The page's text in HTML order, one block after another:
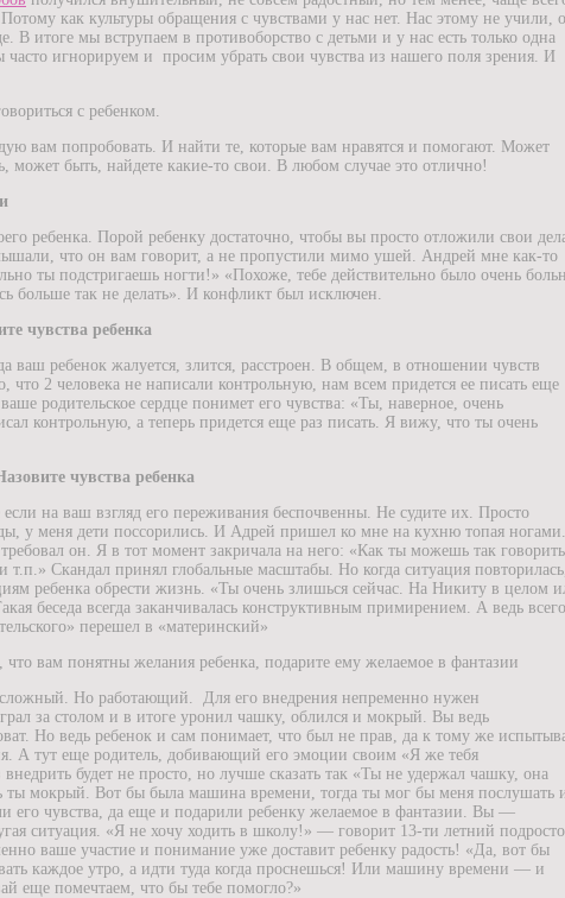
как культуры обращения с чувствами у нас нет. Нас этому не учили,
В итоге мы вструпаем в противоборство с детьми и у нас есть только одна
игнорируем и
просим убрать свои чувства из нашего поля зрения. И
с ребенком.
вам попробовать. И найти те, которые вам нравятся и помогают. Может
может быть, найдете какие-то свои. В любом случае это отлично!
ребенка. Порой ребенку достаточно, чтобы вы просто отложили свои
что он вам говорит, а не пропустили мимо ушей. Андрей мне как-то
ты подстригаешь ногти!» «Похоже, тебе действительно было очень
больше так не делать». И конфликт был исключен.
чувства ребенка
ваш ребенок жалуется, злится, расстроен. В общем, в отношении чувств
что 2 человека не написали контрольную, нам всем придется ее писать еще
родительское сердце понимет его чувства: «Ты, наверное, очень
контрольную, а теперь придется еще раз писать. Я вижу, что ты очень
чувства ребенка
на ваш взгляд его переживания беспочвенны. Не судите их. Просто
у меня дети поссорились. И Адрей пришел ко мне на кухню топая ногами.
он. Я в тот момент закричала на него: «Как ты можешь так говорить,
Скандал принял глобальные масштабы. Но когда ситуация повторилась,
ребенка обрести жизнь. «Ты очень злишься сейчас. На Никиту в целом
беседа всегда заканчивалась конструктивным примирением. А ведь всего
перешел в «материнский»
вам понятны желания ребенка, подарите ему желаемое в фантазии
Но работающий.
Для его внедрения непременно нужен
за столом и в итоге уронил чашку, облился и мокрый. Вы ведь
Но ведь ребенок и сам понимает, что был не прав, да к тому же
А тут еще родитель, добивающий его эмоции своим «Я же тебя
будет не просто, но лучше сказать так «Ты не удержал чашку, она
ты мокрый. Вот бы была машина времени, тогда ты мог бы меня послушать
его чувства, да еще и подарили ребенку желаемое в фантазии. Вы —
ситуация. «Я не хочу ходить в школу!» — говорит 13-ти летний
ваше участие и понимание уже доставит ребенку радость! «Да, вот бы
каждое утро, а идти туда когда проснешься! Или машину времени — и
еще помечтаем, что бы тебе помогло?»